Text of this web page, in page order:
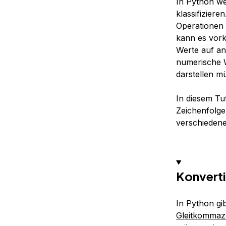
kann es
Werte auf
numerische
darstellen
In diesem
In Python